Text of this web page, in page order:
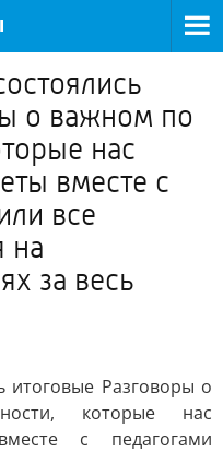
о важном по
нас
вместе с
все
на
за весь
итоговые Разговоры о
которые нас
с педагогами